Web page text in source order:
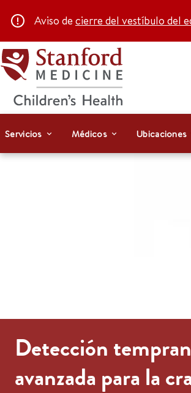
Aviso de cierre del vestíbulo del
Servicios Médicos Ubicaciones
Detección
avanzada para la